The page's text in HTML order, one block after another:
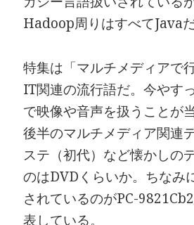
Hadoop周りはすべてJava
特集は「マルチメディアで
IT関連の流行語だ。今やす
で映像や音声を扱うことが
後半のマルチメディア関連
ステ（初代）など懐かしの
のはDVDくらいか。ちなみ
されているのがPC-
表している。